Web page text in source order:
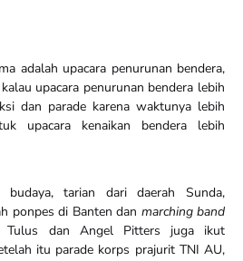
adalah upacara penurunan bendera,
upacara penurunan bendera lebih
dan parade karena waktunya lebih
upacara kenaikan bendera lebih
budaya, tarian dari daerah Sunda,
ponpes di Banten dan marching band
Tulus dan Angel Pitters juga ikut
itu parade korps prajurit TNI AU,